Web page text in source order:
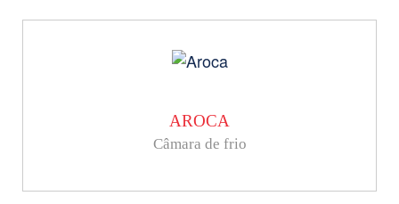
AROCA
Câmara de frio